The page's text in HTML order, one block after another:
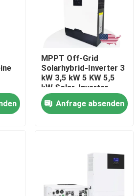
Ionlifepo4
MPPT Off-Grid
Solarhybrid-Inverter 3
kW 3,5 kW 5 KW 5,5
kW Solar-Inverter
Anfrage absenden